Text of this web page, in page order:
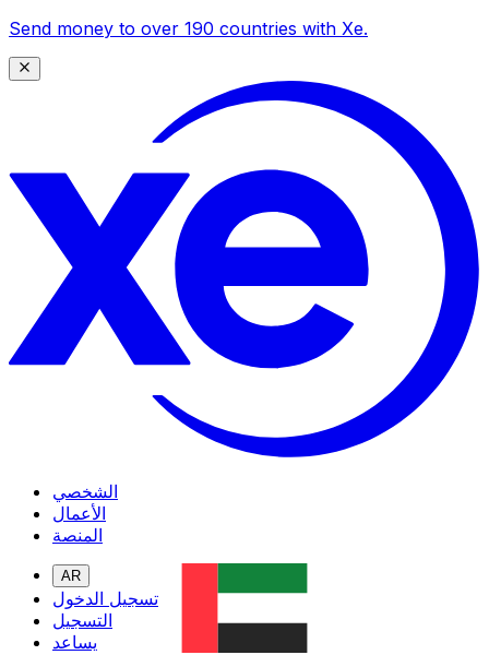
Send money to over 190 countries with Xe.
الشخصي
الأعمال
المنصة
AR
تسجيل الدخول
التسجيل
يساعد